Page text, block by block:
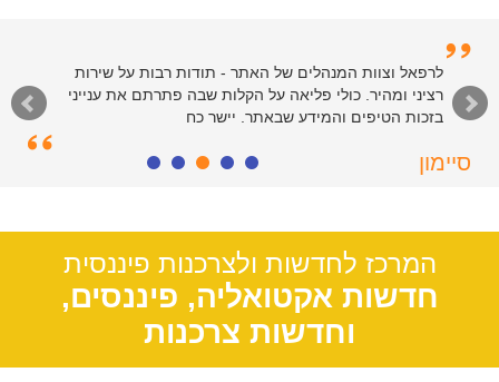
לרפאל וצוות המנהלים של האתר - תודות רבות על שירות
רציני ומהיר. כולי פליאה על הקלות שבה פתרתם את ענייני
בזכות הטיפים והמידע שבאתר. יישר כח
סיימון
המרכז לחדשות ולצרכנות פיננסית
חדשות אקטואליה, פיננסים,
וחדשות צרכנות